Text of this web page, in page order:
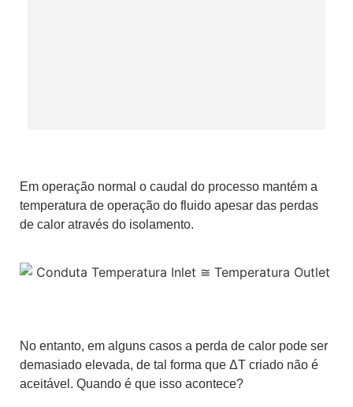
Em operação normal o caudal do processo mantém a
temperatura de operação do fluido apesar das perdas
de calor através do isolamento.
No entanto, em alguns casos a perda de calor pode ser
demasiado elevada, de tal forma que ΔT criado não é
aceitável. Quando é que isso acontece?